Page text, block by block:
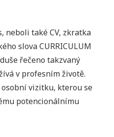
neboli také CV, zkratka
slova CURRICULUM
řečeno takzvaný
v profesním životě.
osobní vizitku, kterou se
potencionálnímu